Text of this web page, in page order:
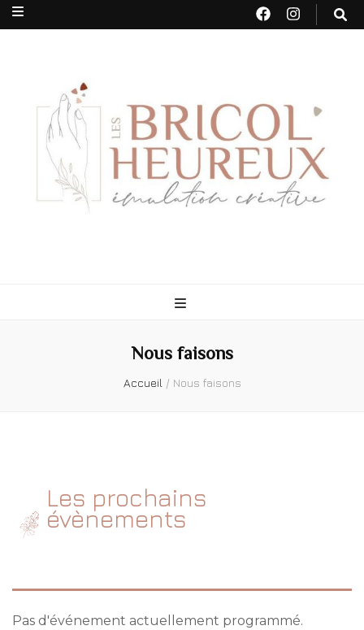
Nous faisons
Accueil / Nous faisons
Les prochains
évènements
Pas d'événement actuellement programmé.